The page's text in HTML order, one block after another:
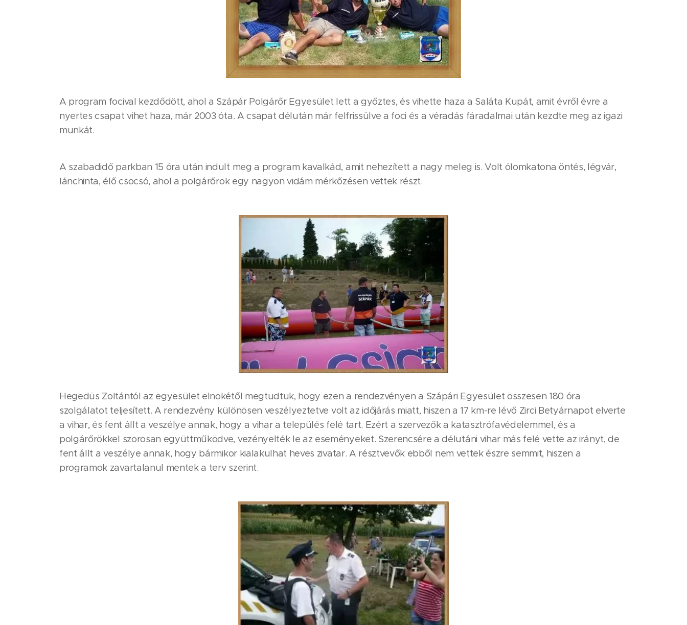
A program focival kezdődött, ahol a Szápár Polgárőr Egyesület lett a győztes, és vihette haza a Saláta Kupát, amit évről évre a
nyertes csapat vihet haza, már 2003 óta. A csapat délután már felfrissülve a foci és a véradás fáradalmai után kezdte meg az igazi
munkát.
A szabadidő parkban 15 óra után indult meg a program kavalkád, amit nehezített a nagy meleg is. Volt ólomkatona öntés, légvár,
lánchinta, élő csocsó, ahol a polgárőrök egy nagyon vidám mérkőzésen vettek részt.
Hegedüs Zoltántól az egyesület elnökétől megtudtuk, hogy ezen a rendezvényen a Szápári Egyesület összesen 180 óra
szolgálatot teljesített. A rendezvény különösen veszélyeztetve volt az időjárás miatt, hiszen a 17 km-re lévő Zirci Betyárnapot elverte
a vihar, és fent állt a veszélye annak, hogy a vihar a település felé tart. Ezért a szervezők a katasztrófavédelemmel, és a
polgárőrökkel szorosan együttműködve, vezényelték le az eseményeket. Szerencsére a délutáni vihar más felé vette az irányt, de
fent állt a veszélye annak, hogy bármikor kialakulhat heves zivatar. A résztvevők ebből nem vettek észre semmit, hiszen a
programok zavartalanul mentek a terv szerint.